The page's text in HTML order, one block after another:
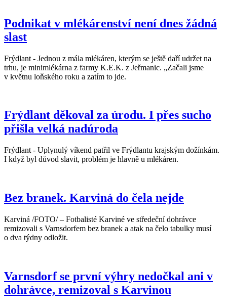
Podnikat v mlékárenství není dnes žádná
slast
Frýdlant - Jednou z mála mlékáren, kterým se ještě daří udržet na
trhu, je minimlékárna z farmy K.E.K. z Jeřmanic. „Začali jsme
v květnu loňského roku a zatím to jde.
Frýdlant děkoval za úrodu. I přes sucho
přišla velká nadúroda
Frýdlant - Uplynulý víkend patřil ve Frýdlantu krajským dožínkám.
I když byl důvod slavit, problém je hlavně u mlékáren.
Bez branek. Karviná do čela nejde
Karviná /FOTO/ – Fotbalisté Karviné ve středeční dohrávce
remizovali s Varnsdorfem bez branek a atak na čelo tabulky musí
o dva týdny odložit.
Varnsdorf se první výhry nedočkal ani v
dohrávce, remizoval s Karvinou